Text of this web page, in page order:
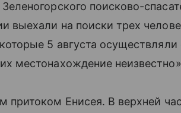
поисково-
выехали на поиски трех
5 августа
местонахождение
притоком Енисея. В верхней